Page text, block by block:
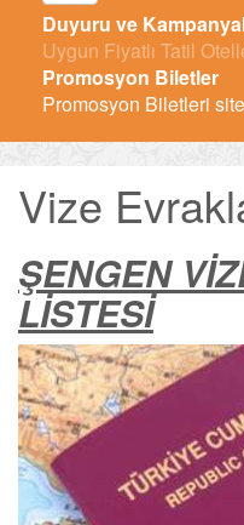
Duyuru ve
-
Promosyon Biletler
Promosyon Biletleri
Vize
ŞENGEN
LİSTESİ